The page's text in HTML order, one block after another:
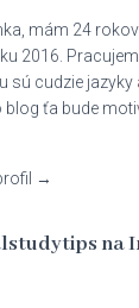
mám 24
2016.
sú cudzie jazyky
blog ťa bude
→
na